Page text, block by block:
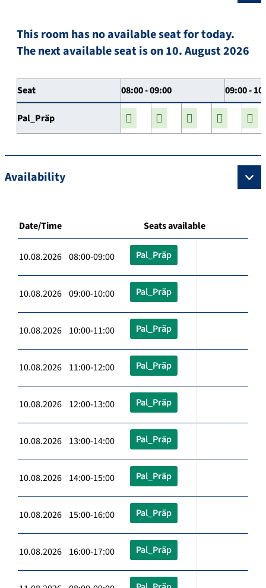
This room has no available seat for today.
The next available seat is on 10. August 2026
Seat 08:00 - 09:00 09:00 -
Pal_Präp
Availability
Date/Time Seats available
10.08.2026 08:00-09:00 Pal_Präp
10.08.2026 09:00-10:00 Pal_Präp
10.08.2026 10:00-11:00 Pal_Präp
10.08.2026 11:00-12:00 Pal_Präp
10.08.2026 12:00-13:00 Pal_Präp
10.08.2026 13:00-14:00 Pal_Präp
10.08.2026 14:00-15:00 Pal_Präp
10.08.2026 15:00-16:00 Pal_Präp
10.08.2026 16:00-17:00 Pal_Präp